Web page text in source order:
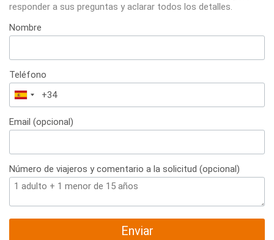
responder a sus preguntas y aclarar todos los detalles.
Nombre
Teléfono
España
+34
Email (opcional)
Número de viajeros y comentario a la solicitud (opcional)
Enviar